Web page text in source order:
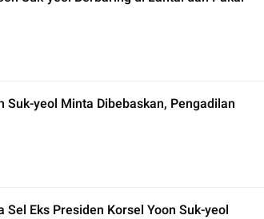
Suk-yeol Minta Dibebaskan, Pengadilan
Eks Presiden Korsel Yoon Suk-yeol